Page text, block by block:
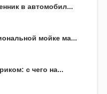
в автомобил...
мойке ма...
с чего на...